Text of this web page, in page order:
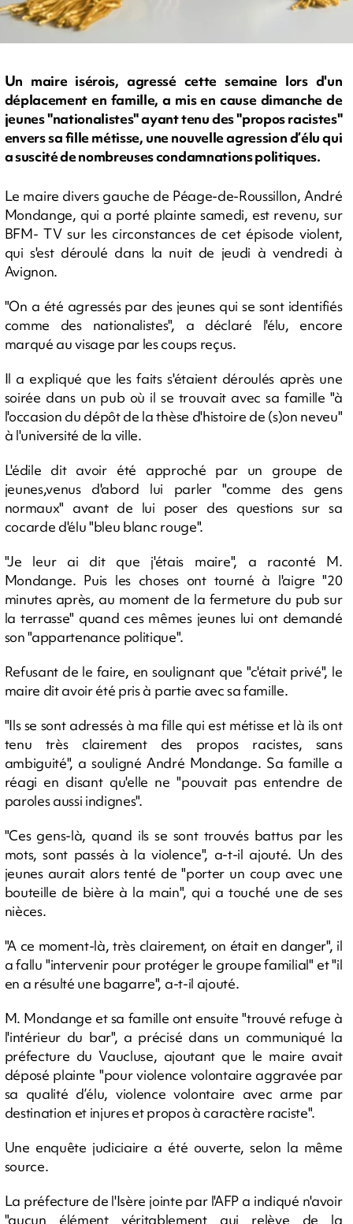
Un maire isérois, agressé cette semaine lors d'un
déplacement en famille, a mis en cause dimanche de
jeunes "nationalistes" ayant tenu des "propos racistes"
envers sa fille métisse, une nouvelle agression d’élu qui
a suscité de nombreuses condamnations politiques.
Le maire divers gauche de Péage-de-Roussillon, André
Mondange, qui a porté plainte samedi, est revenu, sur
BFM- TV sur les circonstances de cet épisode violent,
qui s'est déroulé dans la nuit de jeudi à vendredi à
Avignon.
"On a été agressés par des jeunes qui se sont identifiés
comme des nationalistes", a déclaré l'élu, encore
marqué au visage par les coups reçus.
Il a expliqué que les faits s'étaient déroulés après une
soirée dans un pub où il se trouvait avec sa famille "à
l'occasion du dépôt de la thèse d'histoire de (s)on neveu"
à l'université de la ville.
L'édile dit avoir été approché par un groupe de
jeunes,venus d'abord lui parler "comme des gens
normaux" avant de lui poser des questions sur sa
cocarde d'élu "bleu blanc rouge".
"Je leur ai dit que j'étais maire", a raconté M.
Mondange. Puis les choses ont tourné à l'aigre "20
minutes après, au moment de la fermeture du pub sur
la terrasse" quand ces mêmes jeunes lui ont demandé
son "appartenance politique".
Refusant de le faire, en soulignant que "c'était privé", le
maire dit avoir été pris à partie avec sa famille.
"Ils se sont adressés à ma fille qui est métisse et là ils ont
tenu très clairement des propos racistes, sans
ambiguité", a souligné André Mondange. Sa famille a
réagi en disant qu'elle ne "pouvait pas entendre de
paroles aussi indignes".
"Ces gens-là, quand ils se sont trouvés battus par les
mots, sont passés à la violence", a-t-il ajouté. Un des
jeunes aurait alors tenté de "porter un coup avec une
bouteille de bière à la main", qui a touché une de ses
nièces.
"A ce moment-là, très clairement, on était en danger", il
a fallu "intervenir pour protéger le groupe familial" et "il
en a résulté une bagarre", a-t-il ajouté.
M. Mondange et sa famille ont ensuite "trouvé refuge à
l'intérieur du bar", a précisé dans un communiqué la
préfecture du Vaucluse, ajoutant que le maire avait
déposé plainte "pour violence volontaire aggravée par
sa qualité d’élu, violence volontaire avec arme par
destination et injures et propos à caractère raciste".
Une enquête judiciaire a été ouverte, selon la même
source.
La préfecture de l'Isère jointe par l'AFP a indiqué n'avoir
"aucun élément véritablement qui relève de la